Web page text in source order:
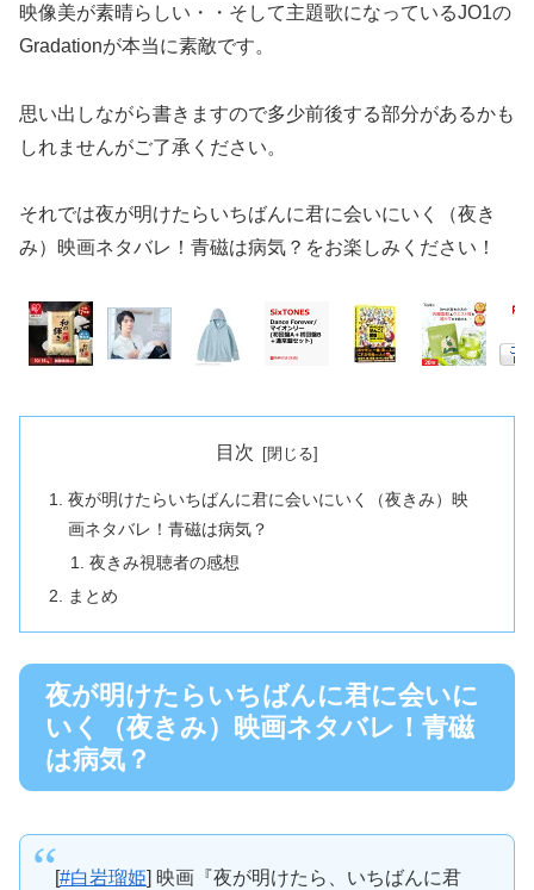
映像美が素晴らしい・・そして主題歌になっているJO1の
Gradationが本当に素敵です。
思い出しながら書きますので多少前後する部分があるかも
しれませんがご了承ください。
それでは夜が明けたらいちばんに君に会いにいく（夜き
み）映画ネタバレ！青磁は病気？をお楽しみください！
目次
夜が明けたらいちばんに君に会いにいく（夜きみ）映
画ネタバレ！青磁は病気？
夜きみ視聴者の感想
まとめ
夜が明けたらいちばんに君に会いに
いく（夜きみ）映画ネタバレ！青磁
は病気？
[#白岩瑠姫] 映画『夜が明けたら、いちばんに君